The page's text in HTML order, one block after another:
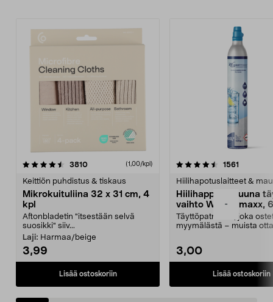
-
3810arvostelut (1,00/kpl)
Keittiön puhdistus & tiskaus
Mikrokuituliina 32 x 31 cm, 4
kpl
Aftonbladetin "itsestään selvä
suosikki" siiv...
Laji: Harmaa/beige
3,99
Lisää ostoskoriin
4.5viidestä
1561
Hiilihapotuslaitteet &
Hiilihappopatruuna
vaihto Wassermaxx,
Täyttöpatruuna, joka
myymälästä – muista
3,00
Lisää ostoskoriin
4.5viidestä